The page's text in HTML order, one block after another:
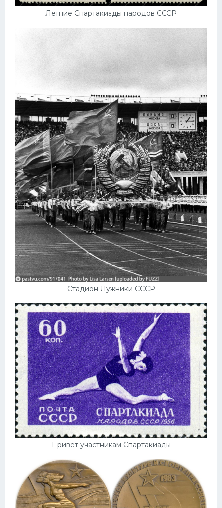
Летние Спартакиады народов СССР
Стадион Лужники СССР
Привет участникам Спартакиады